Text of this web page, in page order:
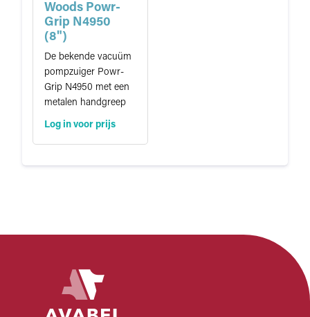
i
e
Woods Powr-
Grip N4950
(8")
De bekende vacuüm
pompzuiger Powr-
Grip N4950 met een
metalen handgreep
Log in voor prijs